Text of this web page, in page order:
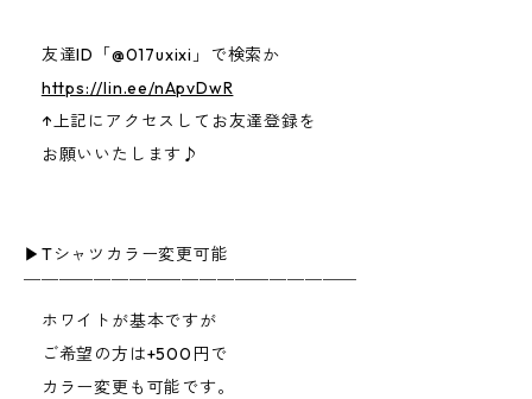
友達ID「@017uxixi」で検索か
https://lin.ee/nApvDwR
↑上記にアクセスしてお友達登録を
お願いいたします♪
▶︎Tシャツカラー変更可能
￣￣￣￣￣￣￣￣￣￣￣￣￣￣￣￣￣￣￣
ホワイトが基本ですが
ご希望の方は+500円で
カラー変更も可能です。